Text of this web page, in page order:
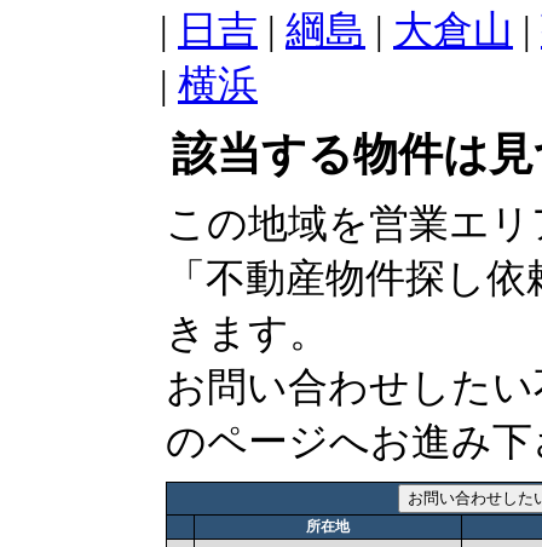
| 日吉 | 綱島 | 大倉山 |
| 横浜
該当する物件は
この地域を営業エ
「不動産物件探し
きます。
お問い合わせした
のページへお進み
所在地